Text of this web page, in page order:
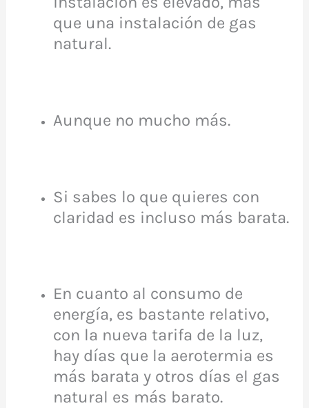
que una instalación de gas
natural.
Aunque no mucho más.
Si sabes lo que quieres con
claridad es incluso más barata.
En cuanto al consumo de
energía, es bastante relativo,
con la nueva tarifa de la luz,
hay días que la aerotermia es
más barata y otros días el gas
natural es más barato.